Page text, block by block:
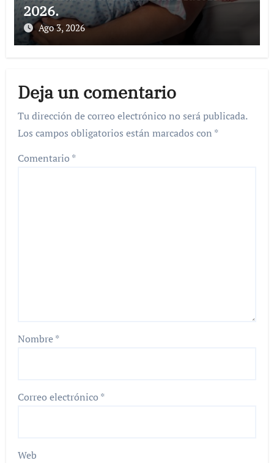
2026.
Ago 3, 2026
Deja un comentario
Tu dirección de correo electrónico no será publicada.
Los campos obligatorios están marcados con *
Comentario *
Nombre*
Correo electrónico *
Web